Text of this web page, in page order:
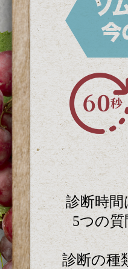
診断時間
5つの質
診断の種